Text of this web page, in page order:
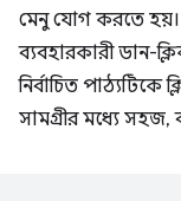
মেনু যোগ করতে হয়।
ব্যবহারকারী ডান-
নির্বাচিত
সামগ্রীর মধ্যে সহজ,